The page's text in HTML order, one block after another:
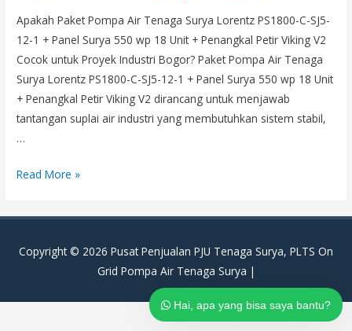
Apakah Paket Pompa Air Tenaga Surya Lorentz PS1800-C-SJ5-
12-1 + Panel Surya 550 wp 18 Unit + Penangkal Petir Viking V2
Cocok untuk Proyek Industri Bogor? Paket Pompa Air Tenaga
Surya Lorentz PS1800-C-SJ5-12-1 + Panel Surya 550 wp 18 Unit
+ Penangkal Petir Viking V2 dirancang untuk menjawab
tantangan suplai air industri yang membutuhkan sistem stabil,
…
Paket
Air
Surya
Read More »
Copyright © 2026 Pusat Penjualan PJU Tenaga Surya, PLTS On
Grid Pompa Air Tenaga Surya |
Hai, apa yang bisa saya bantu?